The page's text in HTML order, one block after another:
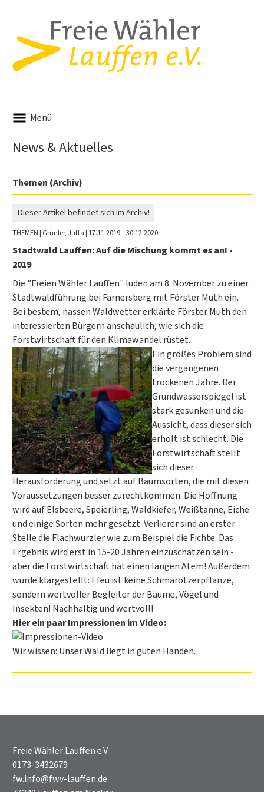
Menü
News & Aktuelles
Themen (Archiv)
Dieser Artikel befindet sich im Archiv!
THEMEN | Grünler, Jutta | 17.11.2019 – 30.12.2020
Stadtwald Lauffen: Auf die Mischung kommt es an! -
2019
Die "Freien Wähler Lauffen" luden am 8. November zu einer
Stadtwaldführung bei Farnersberg mit Förster Muth ein.
Bei bestem, nassen Waldwetter erklärte Förster Muth den
interessierten Bürgern anschaulich, wie sich die
Forstwirtschaft für den Klimawandel rüstet.
Ein großes Problem sind
die vergangenen
trockenen Jahre. Der
Grundwasserspiegel ist
stark gesunken und die
Aussicht, dass dieser sich
erholt ist schlecht. Die
Forstwirtschaft stellt
sich dieser
Herausforderung und setzt auf Baumsorten, die mit diesen
Voraussetzungen besser zurechtkommen. Die Hoffnung
wird auf Elsbeere, Speierling, Waldkiefer, Weißtanne, Eiche
und einige Sorten mehr gesetzt. Verlierer sind an erster
Stelle die Flachwurzler wie zum Beispiel die Fichte. Das
Ergebnis wird erst in 15-20 Jahren einzuschätzen sein -
aber die Forstwirtschaft hat einen langen Atem! Außerdem
wurde klargestellt: Efeu ist keine Schmarotzerpflanze,
sondern wertvoller Begleiter der Bäume, Vögel und
Insekten! Nachhaltig und wertvoll!
Hier ein paar Impressionen im Video:
Wir wissen: Unser Wald liegt in guten Händen.
Freie Wähler Lauffen e.V.
0173-3432679
fw.info@fwv-lauffen.de